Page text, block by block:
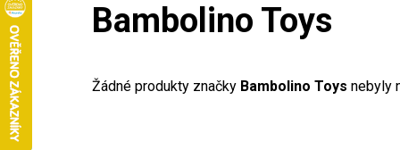
Bambolino Toys
Žádné produkty značky Bambolino Toys nebyly